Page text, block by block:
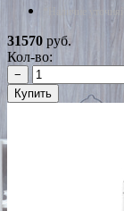
*Наличие
31570 руб.
Кол-во:
−
Купить